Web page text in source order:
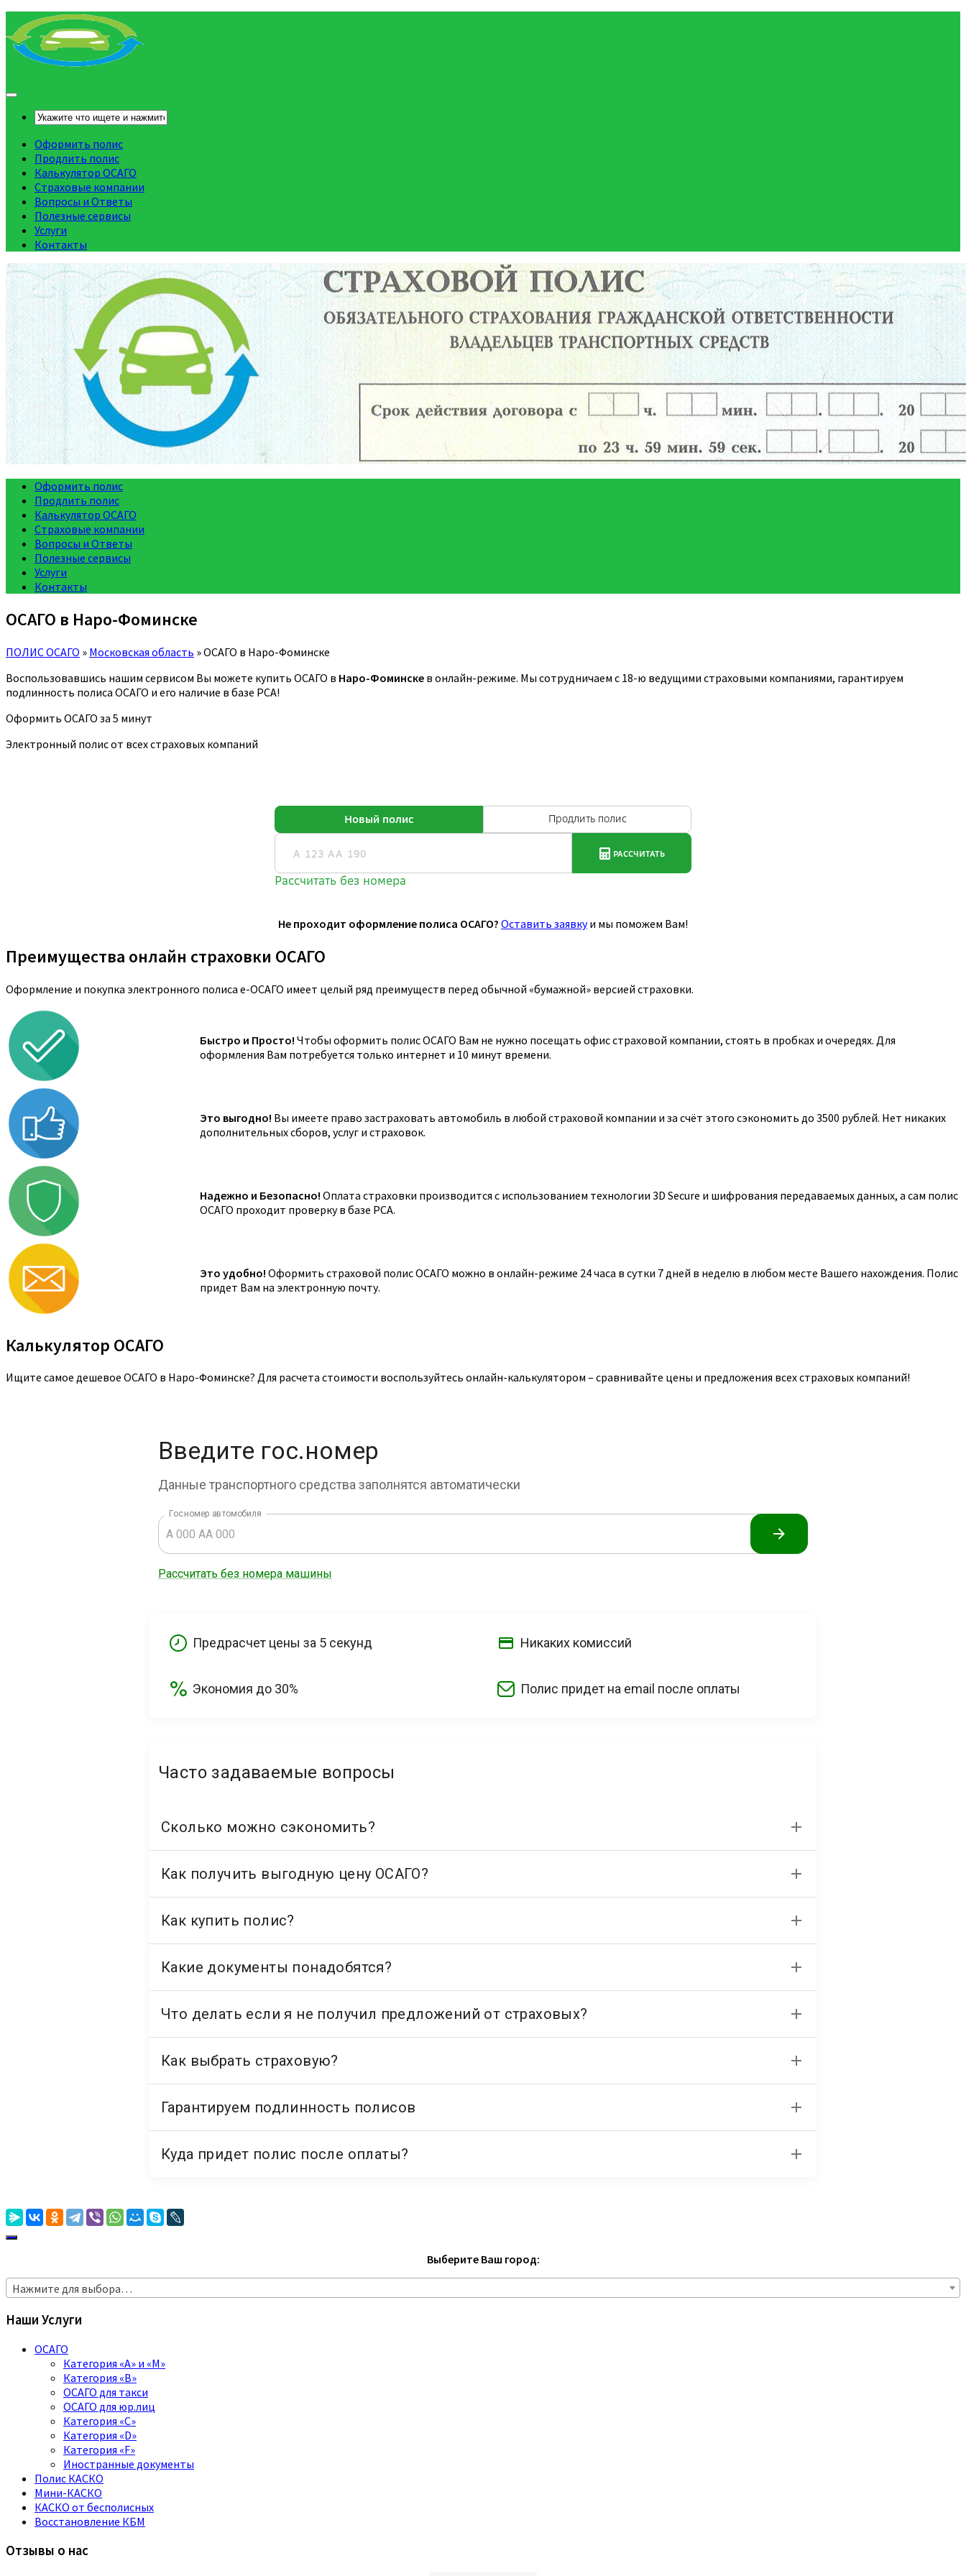
Оформить полис
Продлить полис
Калькулятор ОСАГО
Страховые компании
Вопросы и Ответы
Полезные сервисы
Услуги
Контакты
Оформить полис
Продлить полис
Калькулятор ОСАГО
Страховые компании
Вопросы и Ответы
Полезные сервисы
Услуги
Контакты
ОСАГО в Наро-Фоминске
ПОЛИС ОСАГО » Московская область »ОСАГО в Наро-Фоминске
Воспользовавшись нашим сервисом Вы можете купить ОСАГО в Наро-Фоминске в онлайн-режиме. Мы сотрудничаем с 18-ю ведущими страховыми компаниями, гарантируем
подлинность полиса ОСАГО и его наличие в базе РСА!
Оформить ОСАГО за 5 минут
Электронный полис от всех страховых компаний
Не проходит оформление полиса ОСАГО? Оставить заявкуи мы поможем Вам!
Преимущества онлайн страховки ОСАГО
Оформление и покупка электронного полиса е-ОСАГО имеет целый ряд преимуществ перед обычной «бумажной» версией страховки.
Быстро и Просто! Чтобы оформить полис ОСАГО Вам не нужно посещать офис страховой компании, стоять в пробках и очередях. Для
оформления Вам потребуется только интернет и 10 минут времени.
Это выгодно! Вы имеете право застраховать автомобиль в любой страховой компании и за счёт этого сэкономить до 3500 рублей. Нет никаких
дополнительных сборов, услуг и страховок.
Надежно и Безопасно! Оплата страховки производится с использованием технологии 3D Secure и шифрования передаваемых данных, а сам полис
ОСАГО проходит проверку в базе РСА.
Это удобно! Оформить страховой полис ОСАГО можно в онлайн-режиме 24 часа в сутки 7 дней в неделю в любом месте Вашего нахождения. Полис
придет Вам на электронную почту.
Калькулятор ОСАГО
Ищите самое дешевое ОСАГО в Наро-Фоминске? Для расчета стоимости воспользуйтесь онлайн-калькулятором – сравнивайте цены и предложения всех страховых компаний!
Выберите Ваш город:
Нажмите для выбора…
Наши Услуги
ОСАГО
Категория «A» и «M»
Категория «B»
ОСАГО для такси
ОСАГО для юр.лиц
Категория «C»
Категория «D»
Категория «F»
Иностранные документы
Полис КАСКО
Мини-КАСКО
КАСКО от бесполисных
Восстановление КБМ
Отзывы о нас